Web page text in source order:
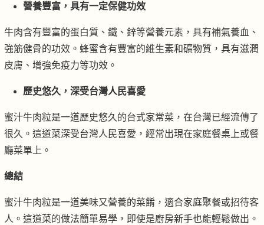
營養豐富，具有一定保健功效
牛肉含有豐富的蛋白質、鐵、鋅等營養元素，具有補氣養血、
強筋健骨的功效。蜂蜜含有豐富的維生素和礦物質，具有滋潤
皮膚、增強免疫力等功效。
歷史悠久，深受台灣人民喜愛
蜜汁牛肉粒是一道歷史悠久的台式家常菜，在台灣已經流傳了
很久。這道菜深受台灣人民喜愛，經常出現在家庭餐桌上或餐
廳菜單上。
總結
蜜汁牛肉粒是一道美味又營養的菜餚，適合家庭聚餐或招待客
人。這道菜的做法簡單易學，即使是廚房新手也能輕鬆做出。